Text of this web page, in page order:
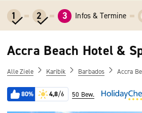
1 2 3 Infos & Termine
Accra Beach Hotel &
Alle Ziele Karibik Barbados Accra
80% 4,8/6 50 Bew.